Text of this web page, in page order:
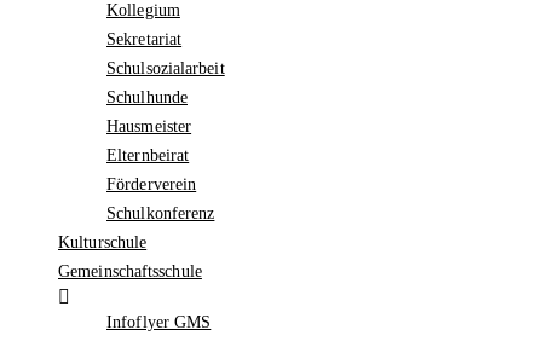
Kollegium
Sekretariat
Schulsozialarbeit
Schulhunde
Hausmeister
Elternbeirat
Förderverein
Schulkonferenz
Kulturschule
Gemeinschaftsschule
Infoflyer GMS